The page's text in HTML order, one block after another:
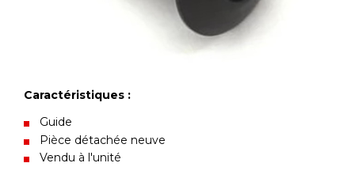
Caractéristiques :
Guide
Pièce détachée neuve
Vendu à l'unité